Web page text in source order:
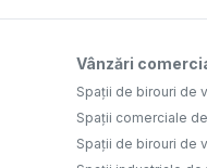
Vânzări
Spații de birouri de
Spații comerciale
Spații de birouri de